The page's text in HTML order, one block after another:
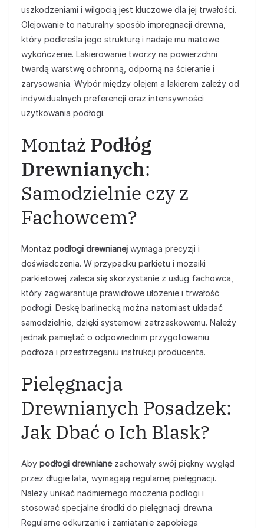
uszkodzeniami i wilgocią jest kluczowe dla jej trwałości.
Olejowanie to naturalny sposób impregnacji drewna,
który podkreśla jego strukturę i nadaje mu matowe
wykończenie. Lakierowanie tworzy na powierzchni
twardą warstwę ochronną, odporną na ścieranie i
zarysowania. Wybór między olejem a lakierem zależy od
indywidualnych preferencji oraz intensywności
użytkowania podłogi.
Montaż Podłóg
Drewnianych:
Samodzielnie czy z
Fachowcem?
Montaż podłogi drewnianej wymaga precyzji i
doświadczenia. W przypadku parkietu i mozaiki
parkietowej zaleca się skorzystanie z usług fachowca,
który zagwarantuje prawidłowe ułożenie i trwałość
podłogi. Deskę barlinecką można natomiast układać
samodzielnie, dzięki systemowi zatrzaskowemu. Należy
jednak pamiętać o odpowiednim przygotowaniu
podłoża i przestrzeganiu instrukcji producenta.
Pielęgnacja
Drewnianych Posadzek:
Jak Dbać o Ich Blask?
Aby podłogi drewnianezachowały swój piękny wygląd
przez długie lata, wymagają regularnej pielęgnacji.
Należy unikać nadmiernego moczenia podłogi i
stosować specjalne środki do pielęgnacji drewna.
Regularne odkurzanie i zamiatanie zapobiega